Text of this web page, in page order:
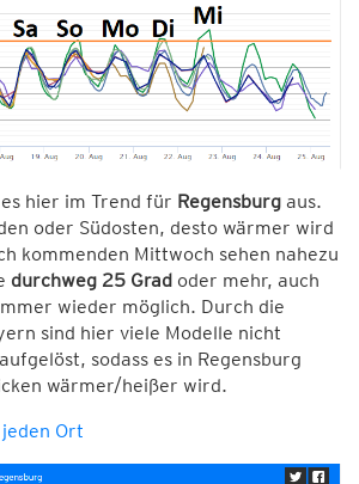
hier im Trend für Regensburg aus.
oder Südosten, desto wärmer wird
kommenden Mittwoch sehen nahezu
durchweg 25 Grad oder mehr, auch
wieder möglich. Durch die
sind hier viele Modelle nicht
sodass es in Regensburg
wärmer/heißer wird.
Ort